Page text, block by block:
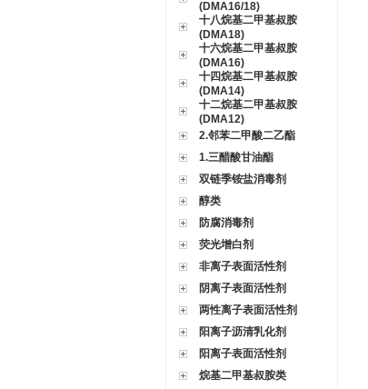
(DMA16/18)
十八烷基二甲基叔胺
(DMA18)
十六烷基二甲基叔胺
(DMA16)
十四烷基二甲基叔胺
(DMA14)
十二烷基二甲基叔胺
(DMA12)
2.邻苯二甲酸二乙酯
1.三醋酸甘油酯
双链季铵盐消毒剂
醇类
防腐消毒剂
荧光增白剂
非离子表面活性剂
阴离子表面活性剂
两性离子表面活性剂
阳离子沥清乳化剂
阳离子表面活性剂
烷基二甲基叔胺类